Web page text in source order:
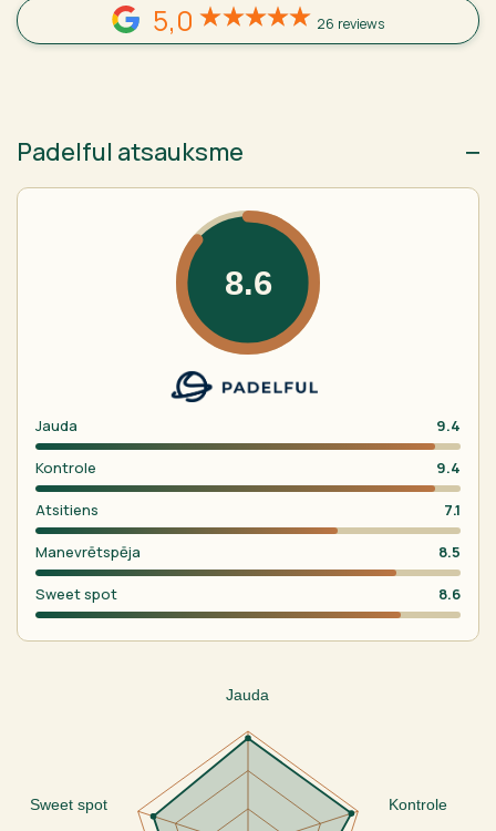
5,0 26 reviews
Padelful atsauksme
8.6
Jauda 9.4
Kontrole 9.4
Atsitiens 7.1
Manevrētspēja 8.5
Sweet spot 8.6
Jauda
Kontrole
Sweet spot